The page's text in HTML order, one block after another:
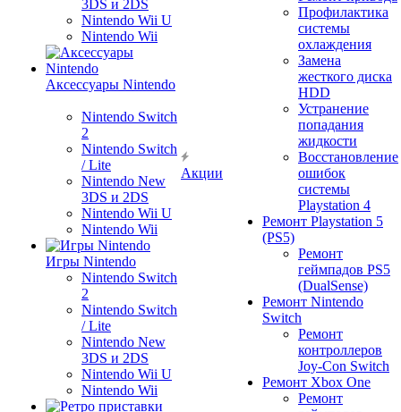
3DS и 2DS
Nintendo Wii U
Nintendo Wii
Аксессуары Nintendo
Nintendo Switch
2
Nintendo Switch
/ Lite
Nintendo New
3DS и 2DS
Nintendo Wii U
Nintendo Wii
Игры Nintendo
Nintendo Switch
2
Nintendo Switch
/ Lite
Nintendo New
3DS и 2DS
Nintendo Wii U
Nintendo Wii
Акции
Профилактика
системы
охлаждения
Замена
жесткого диска
HDD
Устранение
попадания
жидкости
Восстановление
ошибок
системы
Playstation 4
Ремонт Playstation 5
(PS5)
Ремонт
геймпадов PS5
(DualSense)
Ремонт Nintendo
Switch
Ремонт
контроллеров
Joy-Con Switch
Ремонт Xbox One
Ремонт